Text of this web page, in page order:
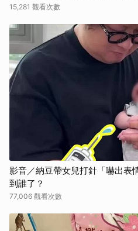
15,281 觀看次數
影音／納豆帶女兒打針「嚇出
到誰了？
77,006 觀看次數